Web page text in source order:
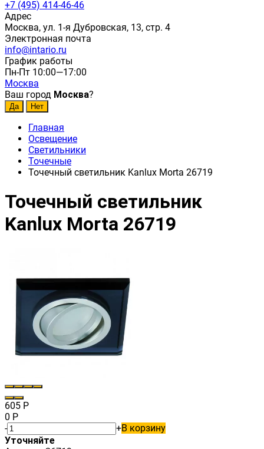
+7 (495) 414-46-46
Адрес
Москва, ул. 1-я Дубровская, 13, стр. 4
Электронная почта
info@intario.ru
График работы
Пн-Пт 10:00—17:00
Москва
Ваш город Москва?
Главная
Освещение
Светильники
Точечные
Точечный светильник Kanlux Morta 26719
Точечный светильник
Kanlux Morta 26719
605 Р
0 Р
-
+В корзину
Уточняйте